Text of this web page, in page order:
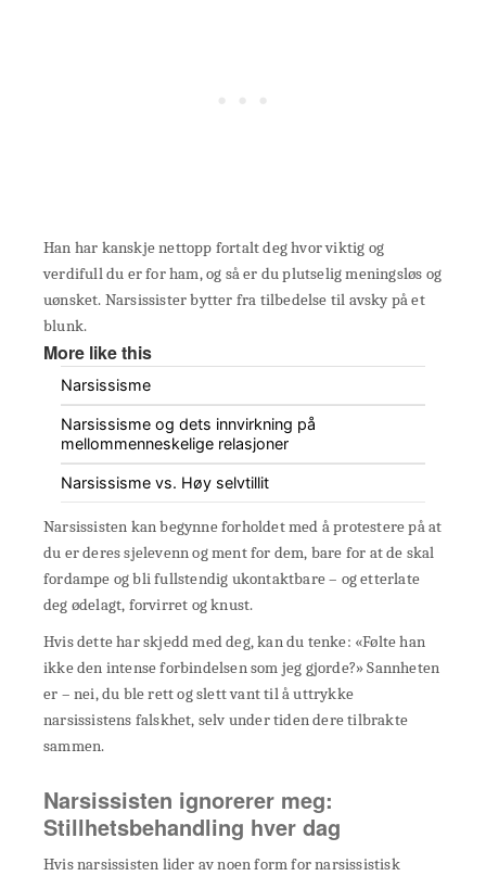
Han har kanskje nettopp fortalt deg hvor viktig og
verdifull du er for ham, og så er du plutselig meningsløs og
uønsket. Narsissister bytter fra tilbedelse til avsky på et
blunk.
More like this
Narsissisme
Narsissisme og dets innvirkning på
mellommenneskelige relasjoner
Narsissisme vs. Høy selvtillit
Narsissisten kan begynne forholdet med å protestere på at
du er deres sjelevenn og ment for dem, bare for at de skal
fordampe og bli fullstendig ukontaktbare – og etterlate
deg ødelagt, forvirret og knust.
Hvis dette har skjedd med deg, kan du tenke: «Følte han
ikke den intense forbindelsen som jeg gjorde?» Sannheten
er – nei, du ble rett og slett vant til å uttrykke
narsissistens falskhet, selv under tiden dere tilbrakte
sammen.
Narsissisten ignorerer meg:
Stillhetsbehandling hver dag
Hvis narsissisten lider av noen form for narsissistisk